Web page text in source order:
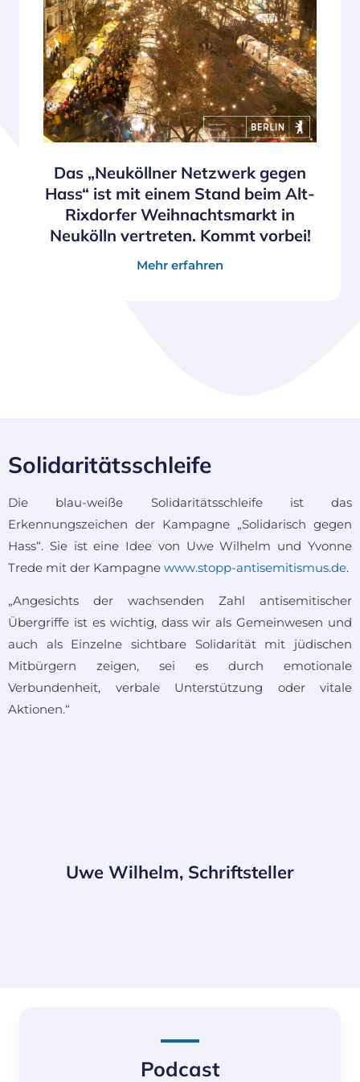
Das „Neuköllner Netzwerk gegen
Hass“ ist mit einem Stand beim Alt-
Rixdorfer Weihnachtsmarkt in
Neukölln vertreten. Kommt vorbei!
Mehr erfahren
Solidaritätsschleife
Die blau-weiße Solidaritätsschleife ist das
Erkennungszeichen der Kampagne „Solidarisch gegen
Hass“. Sie ist eine Idee von Uwe Wilhelm und Yvonne
Trede mit der Kampagne www.stopp-antisemitismus.de.
„Angesichts der wachsenden Zahl antisemitischer
Übergriffe ist es wichtig, dass wir als Gemeinwesen und
auch als Einzelne sichtbare Solidarität mit jüdischen
Mitbürgern zeigen, sei es durch emotionale
Verbundenheit, verbale Unterstützung oder vitale
Aktionen.“
Uwe Wilhelm, Schriftsteller
Podcast